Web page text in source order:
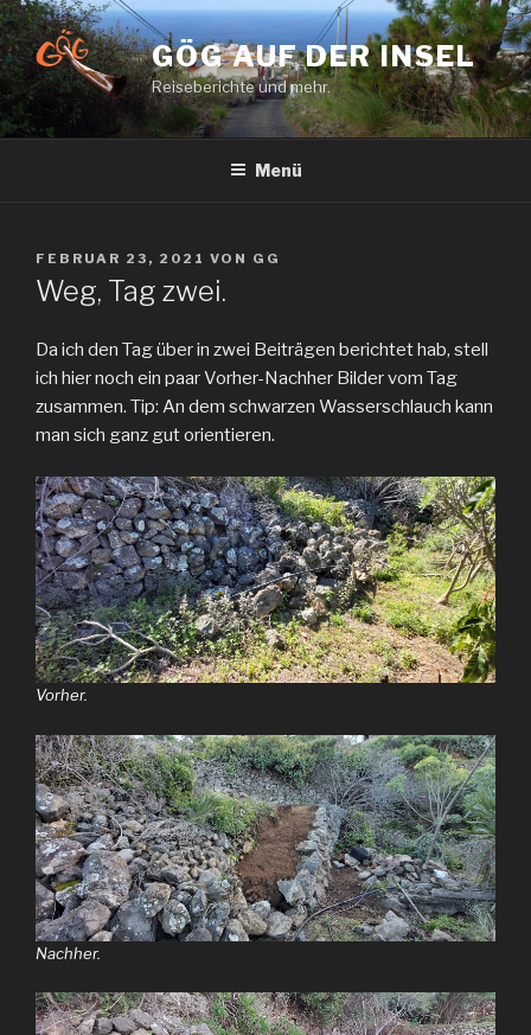
Zum
Inhalt
springen
GÖG AUF DER INSEL
Reiseberichte und mehr.
Menü
VERÖFFENTLICHT
AM
FEBRUAR 23, 2021 VON GG
Weg, Tag zwei.
Da ich den Tag über in zwei Beiträgen berichtet hab, stell
ich hier noch ein paar Vorher-Nachher Bilder vom Tag
zusammen. Tip: An dem schwarzen Wasserschlauch kann
man sich ganz gut orientieren.
Vorher.
Nachher.